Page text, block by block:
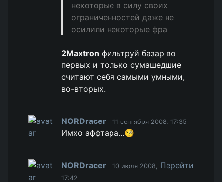
некоторые в силу своих
ограниченностей даже не
осилили некоторые фра
2Maxtron фильтруй базар во
первых и только сумашедшие
считают себя самыми умными,
во-вторых.
NORDracer 11 сентября 2008, 17:35
Имхо аффтара...🧐
NORDracer
10 июля 2008,
17:42
Перейти